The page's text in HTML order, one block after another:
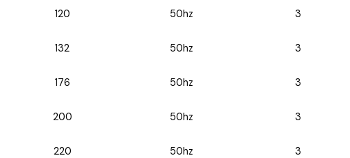
120 50hz 3
132 50hz 3
176 50hz 3
200 50hz 3
220 50hz 3